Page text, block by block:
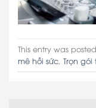
This entry was
mê hồi sức, Trọn gói